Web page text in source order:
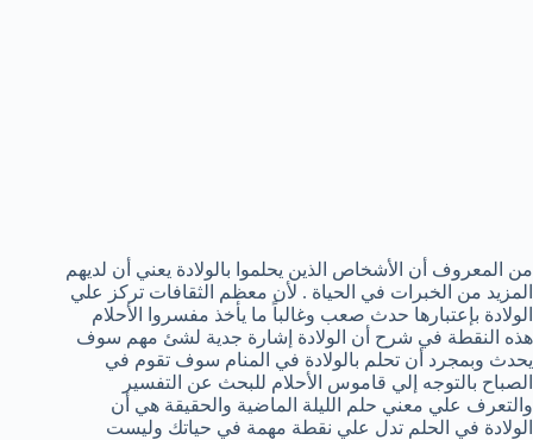
من المعروف أن الأشخاص الذين يحلموا بالولادة يعني أن لديهم
المزيد من الخبرات في الحياة . لأن معظم الثقافات تركز علي
الولادة بإعتبارها حدث صعب وغالباً ما يأخذ مفسروا الأحلام
هذه النقطة في شرح أن الولادة إشارة جدية لشئ مهم سوف
يحدث وبمجرد أن تحلم بالولادة في المنام سوف تقوم في
الصباح بالتوجه إلي قاموس الأحلام للبحث عن التفسير
والتعرف علي معني حلم الليلة الماضية والحقيقة هي أن
الولادة في الحلم تدل علي نقطة مهمة في حياتك وليست